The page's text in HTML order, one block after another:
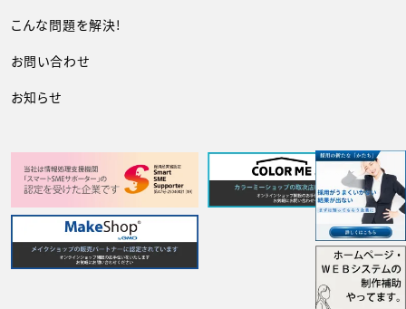
こんな問題を解決!
お問い合わせ
お知らせ